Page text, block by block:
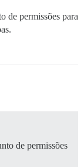
de permissões para
de permissões